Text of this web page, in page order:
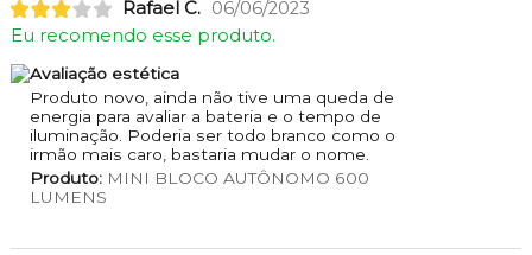
Rafael C. 06/06/2023
Eu recomendo esse produto.
Avaliação estética
Produto novo, ainda não tive uma queda de
energia para avaliar a bateria e o tempo de
iluminação. Poderia ser todo branco como o
irmão mais caro, bastaria mudar o nome.
Produto:MINI BLOCO AUTÔNOMO 600
LUMENS